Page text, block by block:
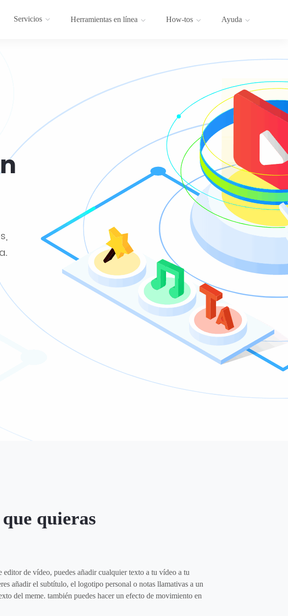
Servicios Herramientas en línea How-tos Ayuda
quieras
de vídeo, puedes añadir cualquier texto a tu vídeo a tu
añadir el subtítulo, el logotipo personal o notas llamativas a un
del meme. también puedes hacer un efecto de movimiento en